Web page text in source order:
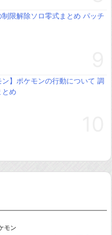
限解除ソロ零式まとめ パッチ
ン】ポケモンの行動について 調
とめ
モン